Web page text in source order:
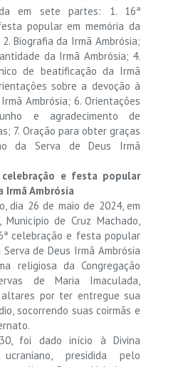
em sete partes: 1. 16ª
popular em memória da
Biografia da Irmã Ambrósia;
da Irmã Ambrósia; 4.
de beatificação da Irmã
sobre a devoção à
Ambrósia; 6. Orientações
e agradecimento de
7. Oração para obter graças
da Serva de Deus Irmã
e festa popular
Irmã Ambrósia
dia 26 de maio de 2024, em
de Cruz Machado,
celebração e festa popular
de Deus Irmã Ambrósia
religiosa da Congregação
de Maria Imaculada,
por ter entregue sua
socorrendo suas coirmãs e
foi dado início à Divina
presidida pelo